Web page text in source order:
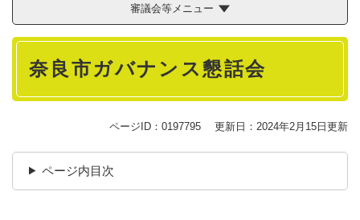
審議会等メニュー
本
奈良市ガバナンス懇話会
ページID：0197795 更新日：2024年2月15日更新
ページ内目次